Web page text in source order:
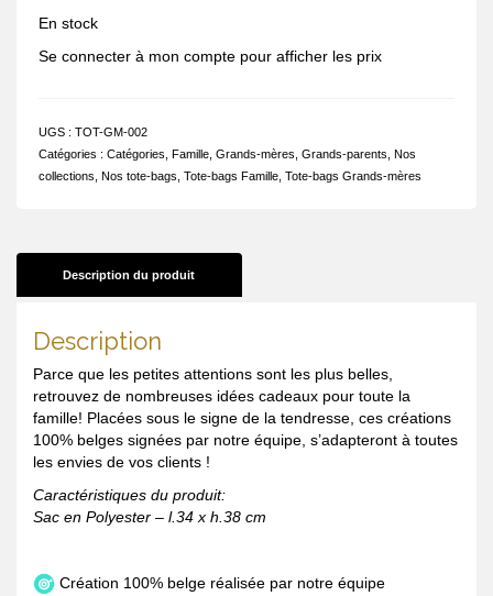
En stock
Se connecter à mon compte pour afficher les prix
UGS : TOT-GM-002
Catégories : Catégories Famille Grands-mères Grands-parents Nos
collections Nos tote-bags Tote-bags Famille Tote-bags Grands-mères
Description du produit
Description
Parce que les petites attentions sont les plus belles,
retrouvez de nombreuses idées cadeaux pour toute la
famille! Placées sous le signe de la tendresse, ces créations
100% belges signées par notre équipe, s’adapteront à toutes
les envies de vos clients !
Caractéristiques du produit:
Sac en Polyester – l.34 x h.38 cm
Création 100% belge réalisée par notre équipe